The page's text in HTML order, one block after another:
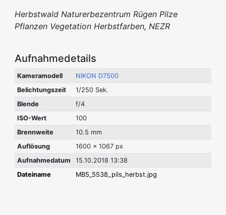
Herbstwald Naturerbezentrum Rügen Pilze
Pflanzen Vegetation Herbstfarben, NEZR
Aufnahmedetails
Kameramodell
NIKON D7500
Belichtungszeit
1/250 Sek.
Blende
f/4
ISO-Wert
100
Brennweite
10.5 mm
Auflösung
1600 x 1067 px
Aufnahmedatum
15.10.2018 13:38
Dateiname
MB5_5538_pils_herbst.jpg